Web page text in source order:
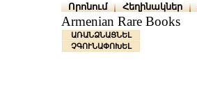
Որոնում Հեղինակներ
Armenian Rare Books
ԱՌԱՆՁՆԱՑՆԵԼ
ՉԳՈՒՆԱՓՈԽԵԼ